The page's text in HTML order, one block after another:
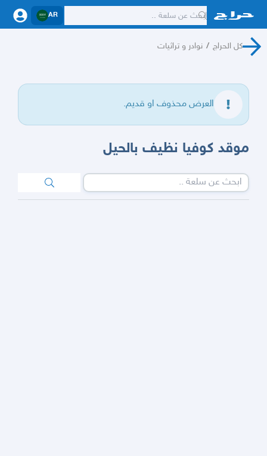
AR
كل الحراج / نوادر و تراثيات
العرض محذوف او قديم.
موقد كوفيا نظيف بالحيل